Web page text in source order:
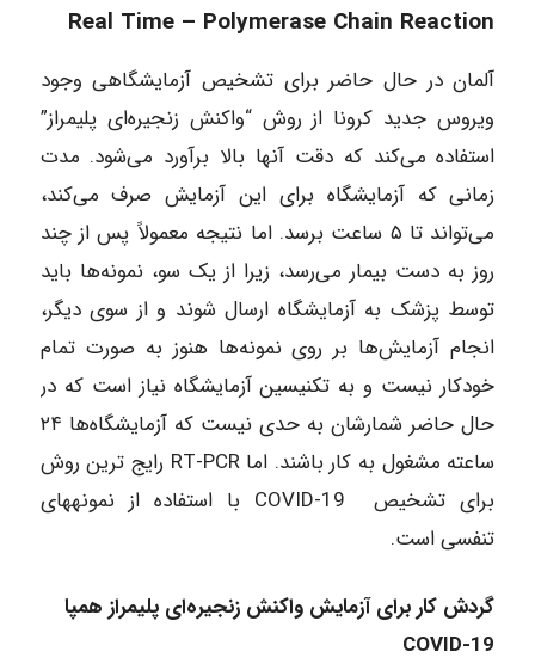
Real Time – Polymerase Chain Reaction
آلمان در حال حاضر برای تشخیص آزمایشگاهی وجود
ویروس جدید کرونا از روش “واکنش زنجیره‌ای پلیمراز”
استفاده می‌کند که دقت آنها بالا برآورد می‌شود. مدت
زمانی که آزمایشگاه برای این آزمایش صرف می‌کند،
می‌تواند تا ۵ ساعت برسد. اما نتیجه معمولاً پس از چند
روز به دست بیمار می‌رسد، زیرا از یک سو، نمونه‌ها باید
توسط پزشک به آزمایشگاه ارسال شوند و از سوی دیگر،
انجام آزمایش‌ها بر روی نمونه‌ها هنوز به صورت تمام
‌خودکار نیست و به تکنیسین آزمایشگاه نیاز است که در
حال حاضر شمارشان به حدی نیست که آزمایشگاه‌ها ۲۴
ساعته مشغول به کار باشند. اما RT-PCR رایج ترین روش
برای تشخیص COVID-19 با استفاده از نمونه‎های
تنفسی است.
گردش کار برای آزمایش واکنش زنجیره‌ای پلیمراز همپا
COVID-19